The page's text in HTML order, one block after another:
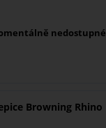
nedostupné
Browning Rhino